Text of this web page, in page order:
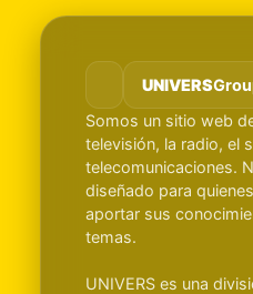
UNIVERS
Somos un sitio web
televisión, la radio, el
telecomunicaciones.
diseñado para
aportar sus
temas.
UNIVERS es una